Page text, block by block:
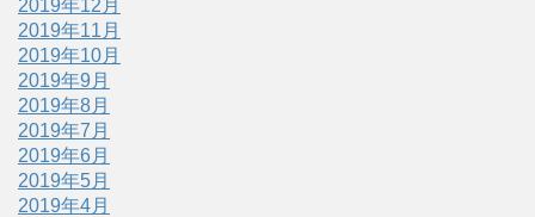
2019年12月
2019年11月
2019年10月
2019年9月
2019年8月
2019年7月
2019年6月
2019年5月
2019年4月